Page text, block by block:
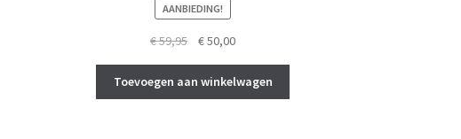
AANBIEDING!
€59,95
Oorspronkelijke
was:
€ 59,95.
€50,00Huidige
is:
€ 50,00.
Toevoegen aan winkelwagen